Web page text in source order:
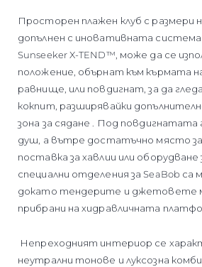
Просторен плажен клуб с размери
допълнен с иновативната система
Sunseeker X-TEND™, може да се
положение, обърнат към кърмата
равнище, или повдигнат, за да
кокпит, разширявайки
зона за сядане . Под
душ, а вътре достатъчно място за
поставка за хавлии или оборудване
специални отделения за SeaBob са
докато тендерите и джетовете
прибрани на хидравличната
Непреходният интериор се
неутрални тонове и луксозна